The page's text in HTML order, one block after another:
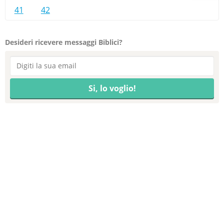
41 42
Desideri ricevere messaggi Biblici?